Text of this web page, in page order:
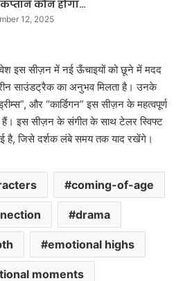
कौन होगा…
12, 2025
इस सीज़न में नई ऊँचाइयों को छूने में मदद
साउंडट्रैक का अनुभव मिलता है। उनके
और “कार्डिगन” इस सीज़न के महत्वपूर्ण
हैं। इस सीज़न के संगीत के साथ टेलर स्विफ्ट
है, जिसे दर्शक लंबे समय तक याद रखेंगे।
coming-of-age
drama
emotional highs
moments